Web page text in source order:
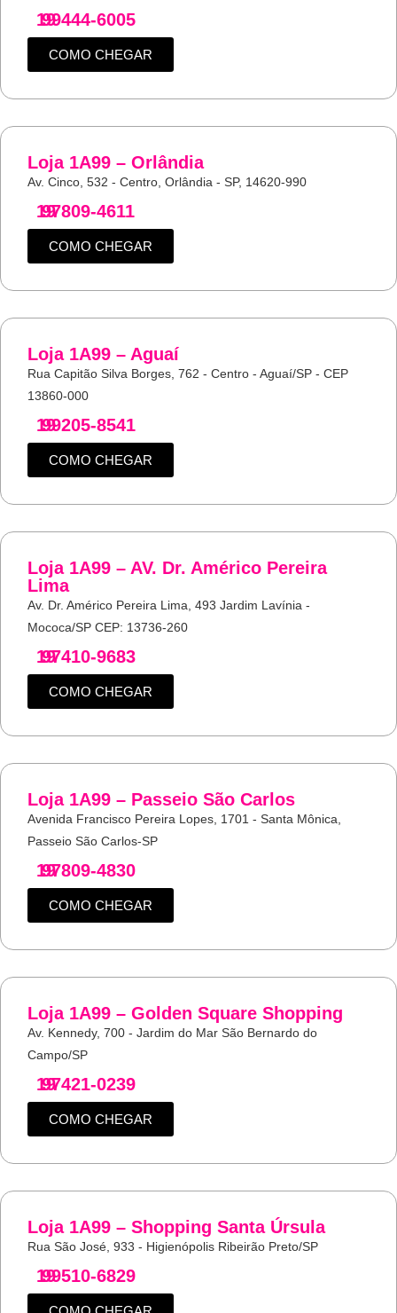
19
99444-6005
COMO CHEGAR
Loja 1A99 – Orlândia
Av. Cinco, 532 - Centro, Orlândia - SP, 14620-990
19
97809-4611
COMO CHEGAR
Loja 1A99 – Aguaí
Rua Capitão Silva Borges, 762 - Centro - Aguaí/SP - CEP
13860-000
19
99205-8541
COMO CHEGAR
Loja 1A99 – AV. Dr. Américo Pereira
Lima
Av. Dr. Américo Pereira Lima, 493 Jardim Lavínia -
Mococa/SP CEP: 13736-260
19
97410-9683
COMO CHEGAR
Loja 1A99 – Passeio São Carlos
Avenida Francisco Pereira Lopes, 1701 - Santa Mônica,
Passeio São Carlos-SP
19
97809-4830
COMO CHEGAR
Loja 1A99 – Golden Square Shopping
Av. Kennedy, 700 - Jardim do Mar São Bernardo do
Campo/SP
19
97421-0239
COMO CHEGAR
Loja 1A99 – Shopping Santa Úrsula
Rua São José, 933 - Higienópolis Ribeirão Preto/SP
19
99510-6829